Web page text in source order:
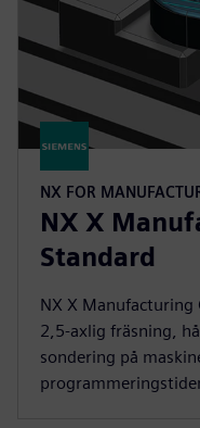
NX FOR
NX X
Standard
NX X Manufacturing
2,5-axlig fräsning,
sondering på